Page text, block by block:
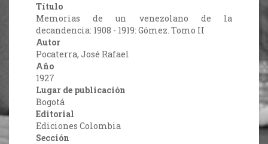
Título
Memorias de un venezolano de la
decandencia: 1908 - 1919: Gómez. Tomo II
Autor
Pocaterra, José Rafael
Año
1927
Lugar de publicación
Bogotá
Editorial
Ediciones Colombia
Sección